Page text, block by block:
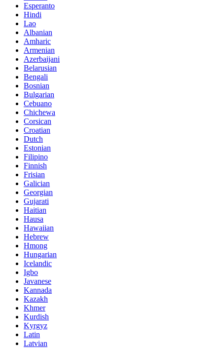
Esperanto
Hindi
Lao
Albanian
Amharic
Armenian
Azerbaijani
Belarusian
Bengali
Bosnian
Bulgarian
Cebuano
Chichewa
Corsican
Croatian
Dutch
Estonian
Filipino
Finnish
Frisian
Galician
Georgian
Gujarati
Haitian
Hausa
Hawaiian
Hebrew
Hmong
Hungarian
Icelandic
Igbo
Javanese
Kannada
Kazakh
Khmer
Kurdish
Kyrgyz
Latin
Latvian